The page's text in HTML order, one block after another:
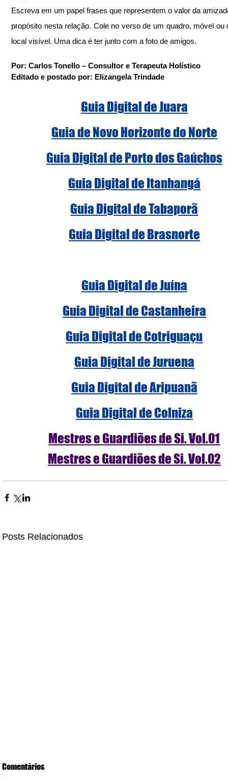
Escreva em um papel frases que representem o valor da
propósito nesta relação. Cole no verso de um quadro, móvel ou
local visível. Uma dica é ter junto com a foto de amigos.
Por: Carlos Tonello – Consultor e Terapeuta Holístico
Editado e postado por: Elizangela Trindade
Guia Digital de Juara
Guia de Novo Horizonte do Norte
Guia Digital de Porto dos Gaúchos
Guia Digital de Itanhangá
Guia Digital de Tabaporã
Guia Digital de Brasnorte
Guia Digital de Juína
Guia Digital de Castanheira
Guia Digital de Cotriguaçu
Guia Digital de Juruena
Guia Digital de Aripuanã
Guia Digital de Colniza
Mestres e Guardiões de Si. Vol.01
Mestres e Guardiões de Si. Vol.02
Posts Relacionados
Comentários